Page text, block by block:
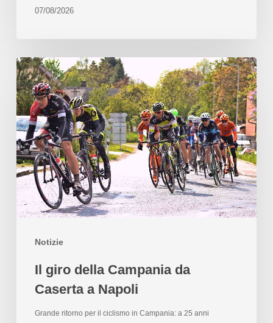
07/08/2026
Notizie
Il giro della Campania da
Caserta a Napoli
Grande ritorno per il ciclismo in Campania: a 25 anni